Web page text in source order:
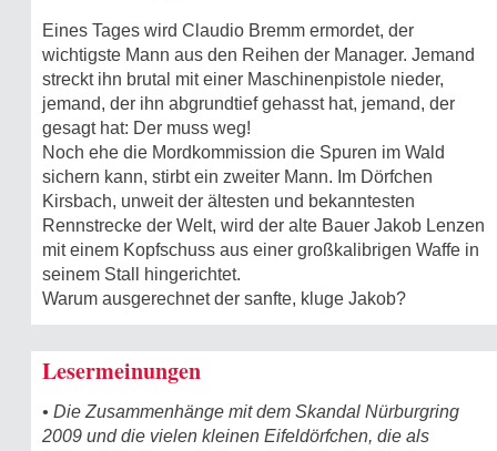
Eines Tages wird Claudio Bremm ermordet, der
wichtigste Mann aus den Reihen der Manager. Jemand
streckt ihn brutal mit einer Maschinenpistole nieder,
jemand, der ihn abgrundtief gehasst hat, jemand, der
gesagt hat: Der muss weg!
Noch ehe die Mordkommission die Spuren im Wald
sichern kann, stirbt ein zweiter Mann. Im Dörfchen
Kirsbach, unweit der ältesten und bekanntesten
Rennstrecke der Welt, wird der alte Bauer Jakob Lenzen
mit einem Kopfschuss aus einer großkalibrigen Waffe in
seinem Stall hingerichtet.
Warum ausgerechnet der sanfte, kluge Jakob?
Lesermeinungen
• Die Zusammenhänge mit dem Skandal Nürburgring
2009 und die vielen kleinen Eifeldörfchen, die als